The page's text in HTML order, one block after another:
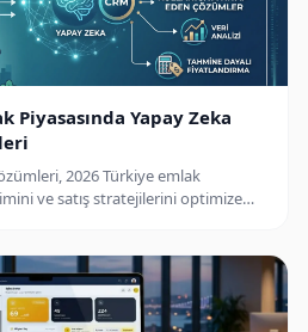
Piyasasında Yapay Zeka
2026 Türkiye emlak
ve satış stratejilerini optimize